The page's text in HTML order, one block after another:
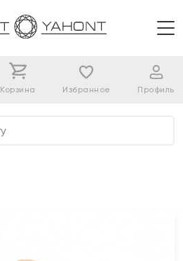
Корзина Избранное Профиль